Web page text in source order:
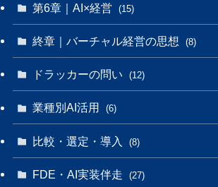
第6章｜AI×経営 (15)
終章｜バーチャル経営の思想 (8)
ドラッカーの問い (12)
業種別AI活用 (6)
比較・選定・導入 (8)
FDE・AI実装伴走 (27)